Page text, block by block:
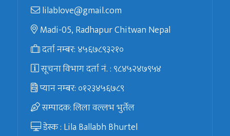
lilablove@gmail.com
Madi-05, Radhapur Chitwan Nepal
दर्ता नम्बर: ४५६७८९३२१०
सूचना विभाग दर्ता नं. : ९८४५२४७९५४
प्यान नम्बर: ०१२३४५६७८९
सम्पादक: लिला वल्लभ भुर्तेल
डेस्क : Lila Ballabh Bhurtel